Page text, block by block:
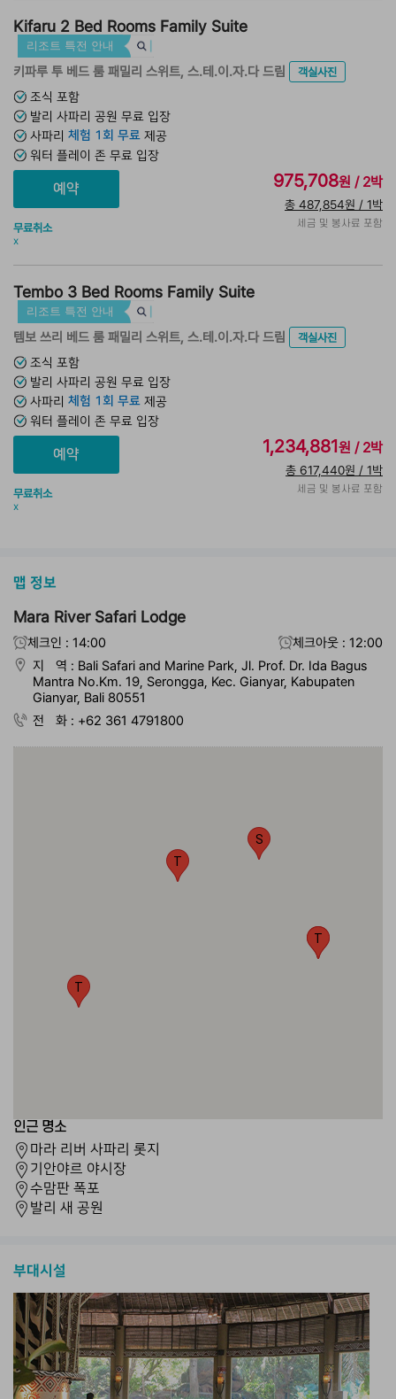
Kifaru 2 Bed Rooms Family Suite
리조트 특전 안내
키파루 투 베드 룸 패밀리 스위트, 스.테.이.자.다 드림
객실사진
조식 포함
발리 사파리 공원 무료 입장
사파리 체험 1회 무료 제공
워터 플레이 존 무료 입장
무료취소
x
975,708원 / 2박
총 487,854원 / 1박
세금 및 봉사료 포함
Tembo 3 Bed Rooms Family Suite
리조트 특전 안내
템보 쓰리 베드 룸 패밀리 스위트, 스.테.이.자.다 드림
객실사진
조식 포함
발리 사파리 공원 무료 입장
사파리 체험 1회 무료 제공
워터 플레이 존 무료 입장
무료취소
x
1,234,881원 / 2박
총 617,440원 / 1박
세금 및 봉사료 포함
맵 정보
Mara River Safari Lodge
체크인 : 14:00
체크아웃 : 12:00
지 역 : Bali Safari and Marine Park, Jl. Prof. Dr. Ida Bagus
Mantra No.Km. 19, Serongga, Kec. Gianyar, Kabupaten
Gianyar, Bali 80551
전 화 : +62 361 4791800
T
S
T
T
인근 명소
마라 리버 사파리 롯지
기안야르 야시장
수맘판 폭포
발리 새 공원
부대시설